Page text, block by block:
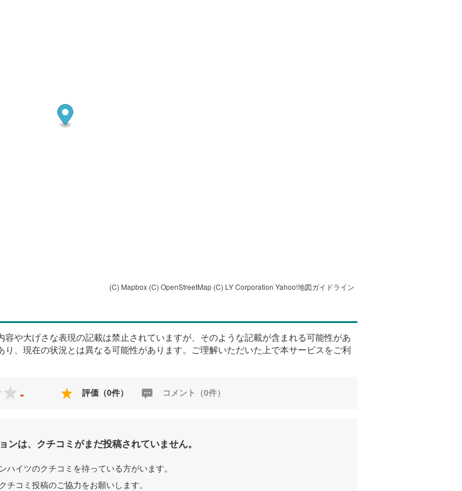
(C) Mapbox (C) OpenStreetMap (C) LY Corporation Yahoo!地図ガイドライン
や大げさな表現の記載は禁止されていますが、そのような記載が含まれる可能性があ
、現在の状況とは異なる可能性があります。ご理解いただいた上で本サービスをご利
- 評価（0件） コメント（0件）
ンは、クチコミがまだ投稿されていません。
ハイツのクチコミを待っている方がいます。
チコミ投稿のご協力をお願いします。